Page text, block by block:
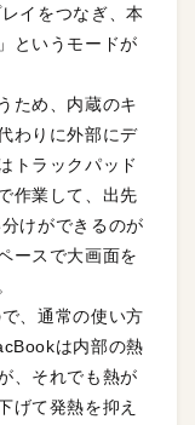
イをつなぎ、本
というモードが
ため、内蔵のキ
わりに外部にデ
トラックパッド
作業して、出先
けができるのが
ースで大画面を
、通常の使い方
は内部の熱
、それでも熱が
げて発熱を抑え